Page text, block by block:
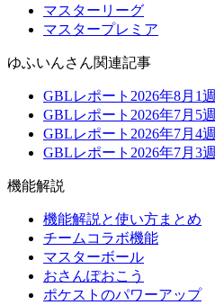
マスターリーグ
マスタープレミア
ゆふいんさん関連記事
GBLレポート2026年8月1週
GBLレポート2026年7月5週
GBLレポート2026年7月4週
GBLレポート2026年7月3週
機能解説
機能解説と使い方まとめ
チームコラボ機能
マスターボール
おさんぽおこう
ポケストのパワーアップ